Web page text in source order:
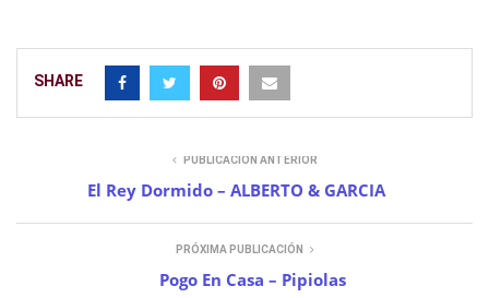
SHARE
PUBLICACIÓN ANTERIOR
El Rey Dormido – ALBERTO & GARCIA
PRÓXIMA PUBLICACIÓN
Pogo En Casa – Pipiolas